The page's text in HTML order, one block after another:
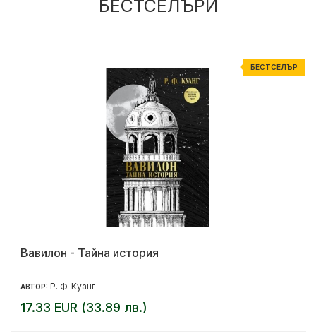
БЕСТСЕЛЪРИ
БЕСТСЕЛЪР
Вавилон - Тайна история
АВТОР: Р. Ф. Куанг
17.33 EUR (33.89 лв.)